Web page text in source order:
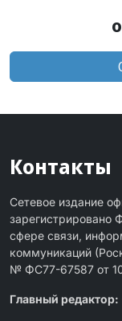
Контакты
Сетевое издание
зарегистрировано
сфере связи,
коммуникаций
№ ФС77-67587 от
Главный редактор: